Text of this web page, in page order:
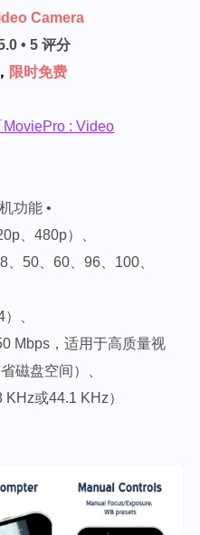
Camera
• 5 评分
限时免费
: Video
功能 •
、480p）、
50、60、96、100、
、
Mbps，适用于高质量视
磁盘空间）、
或44.1 KHz）